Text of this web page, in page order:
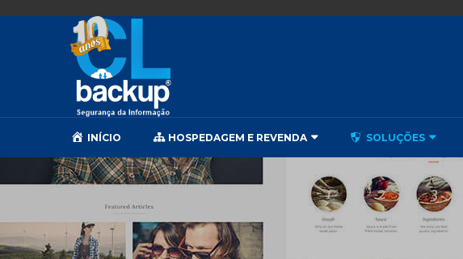
INÍCIO HOSPEDAGEM E REVENDA SOLUÇÕES